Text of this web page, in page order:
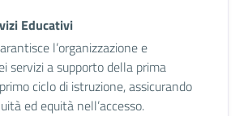
Educativi
l’organizzazione e
servizi a supporto della prima
ciclo di istruzione, assicurando
ed equità nell’accesso.